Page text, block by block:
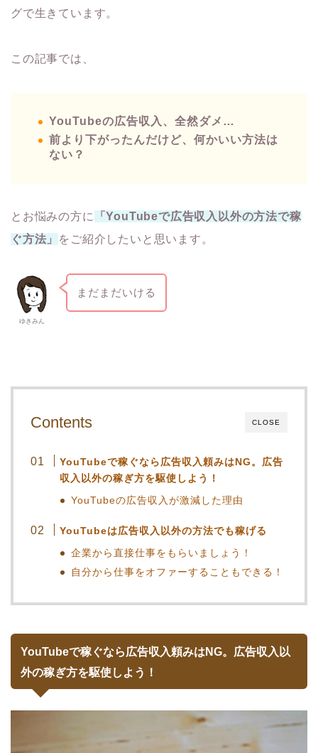
グで生きています。
この記事では、
YouTubeの広告収入、全然ダメ…
前より下がったんだけど、何かいい方法は
ない？
とお悩みの方に
「YouTubeで広告収入以外の方法で稼
ぐ方法」
をご紹介したいと思います。
ゆきみん
まだまだいける
CLOSE
Contents
YouTubeで稼ぐなら広告収入頼みはNG。広告
収入以外の稼ぎ方を駆使しよう！
YouTubeの広告収入が激減した理由
YouTubeは広告収入以外の方法でも稼げる
企業から直接仕事をもらいましょう！
自分から仕事をオファーすることもできる！
YouTubeで稼ぐなら広告収入頼みはNG。広告収入以
外の稼ぎ方を駆使しよう！